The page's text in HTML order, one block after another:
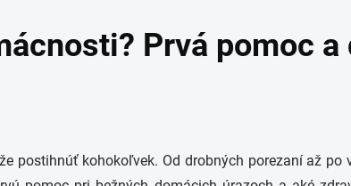
Prvá pomoc
postihnúť kohokoľvek. Od drobných porezaní až po